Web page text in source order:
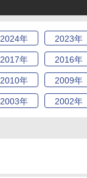
2024年 2023年
2017年 2016年
2010年 2009年
2003年 2002年